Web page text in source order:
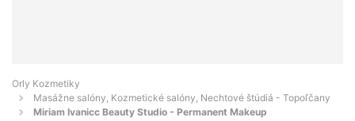
Orly Kozmetiky
Masážne salóny, Kozmetické salóny, Nechtové štúdiá - Topoľčany
Miriam Ivanicc Beauty Studio - Permanent Makeup